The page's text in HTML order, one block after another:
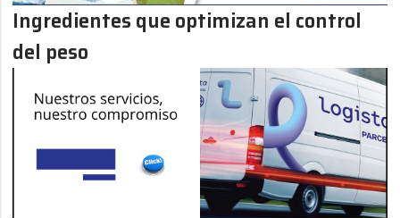
Ingredientes que optimizan el control
del peso